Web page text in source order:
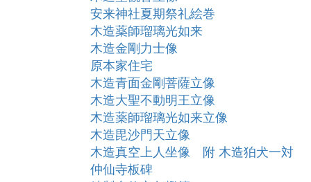
安来神社夏期祭礼絵巻
木造薬師瑠璃光如来
木造金剛力士像
原本家住宅
木造青面金剛菩薩立像
木造大聖不動明王立像
木造薬師瑠璃光如来立像
木造毘沙門天立像
木造真空上人坐像 附 木造狛犬一対
仲仙寺板碑